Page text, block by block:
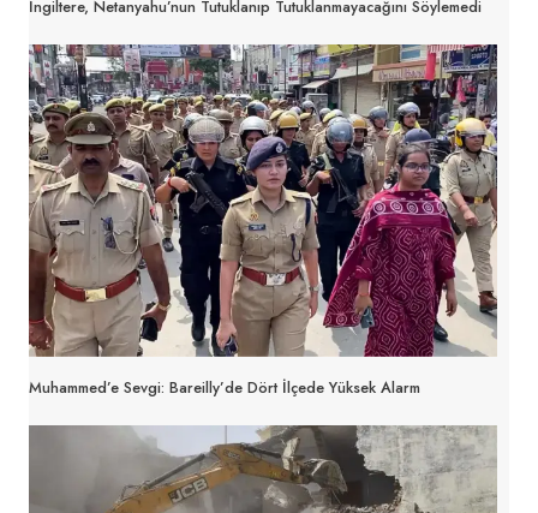
İngiltere, Netanyahu’nun Tutuklanıp Tutuklanmayacağını Söylemedi
Muhammed’e Sevgi: Bareilly’de Dört İlçede Yüksek Alarm